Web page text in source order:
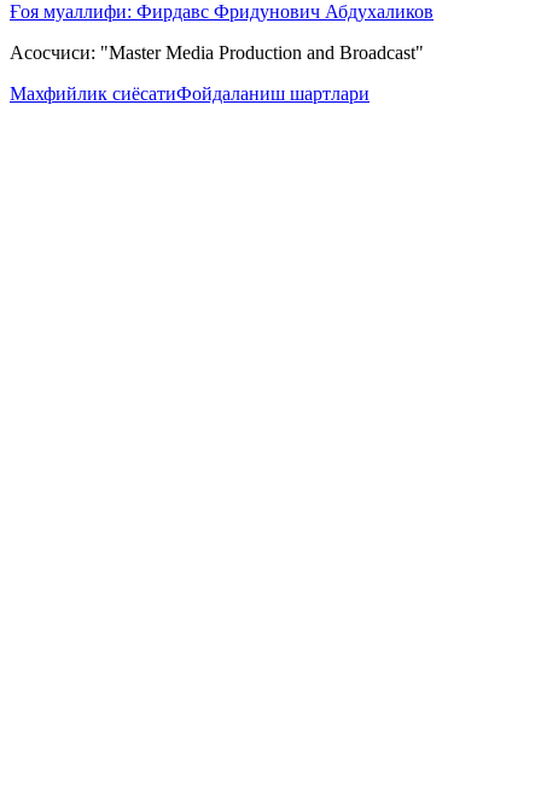
Ғоя муаллифи: Фирдавс Фридунович Абдухаликов
Асосчиси: "Master Media Production and Broadcast"
Махфийлик сиёсатиФойдаланиш шартлари